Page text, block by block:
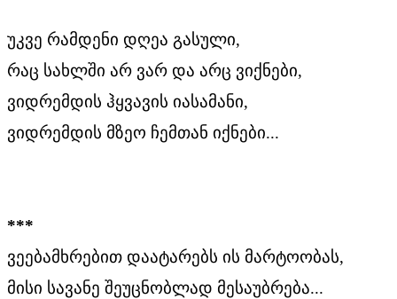
უკვე რამდენი დღეა გასული,
რაც სახლში არ ვარ და არც ვიქნები,
ვიდრემდის ჰყვავის იასამანი,
ვიდრემდის მზეო ჩემთან იქნები...
***
ვეებამხრებით დაატარებს ის მარტოობას,
მისი სავანე შეუცნობლად მესაუბრება...